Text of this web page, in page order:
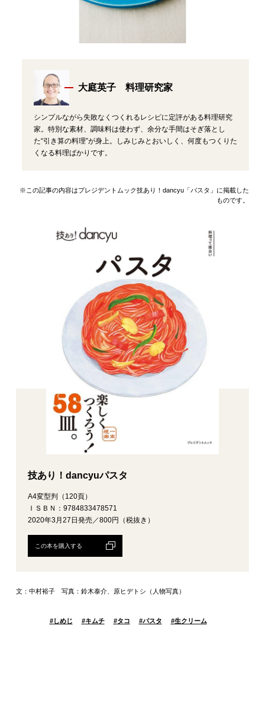
大庭英子 料理研究家
シンプルながら失敗なくつくれるレシピに定評がある料理研究
家。特別な素材、調味料は使わず、余分な手間はそぎ落とし
た“引き算の料理”が身上。しみじみとおいしく、何度もつくりた
くなる料理ばかりです。
※この記事の内容はプレジデントムック技あり！dancyu「パスタ」に掲載した
ものです。
技あり！dancyuパスタ
A4変型判（120頁）
ＩＳＢＮ：9784833478571
2020年3月27日発売／800円（税抜き）
この本を購入する
文：中村裕子 写真：鈴木泰介、原ヒデトシ（人物写真）
#しめじ #キムチ #タコ #パスタ #生クリーム